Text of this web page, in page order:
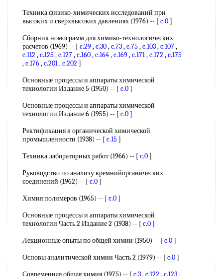
Техника физико-химических исследований при
высоких и сверхвысоких давлениях (1976) -- [ c.0]
Сборник номограмм для химико-технологических
расчетов (1969) -- [ c.29,c.30,c.73,c.75 ,c.103,c.107,
c.112,c.125 ,c.127,c.160,c.164,c.169,c.171,c.172,c.175
,c.176,c.201,c.202]
Основные процессы и аппараты химической
технологии Издание 5 (1950) -- [ c.0]
Основные процессы и аппараты химической
технологии Издание 6 (1955) -- [ c.0]
Ректификация в органической химической
промышленности (1938) -- [ c.15 ]
Техника лабораторных работ (1966) -- [ c.0]
Руководство по анализу кремнийорганических
соединений (1962) -- [ c.0]
Химия полимеров (1965) -- [ c.0]
Основные процессы и аппараты химической
технологии Часть 2 Издание 2 (1938) -- [ c.0]
Лекционные опыты по общей химии (1950) -- [ c.0]
Основы аналитической химии Часть 2 (1979) -- [ c.0]
Современная общая химия (1975) -- [ c.3 , c.122 , c.123 ,